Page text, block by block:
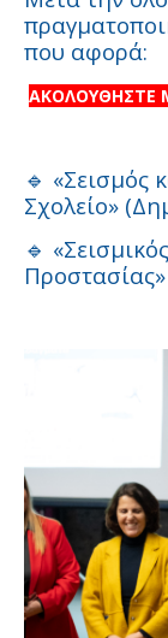
που αφορά:
ΑΚΟΛΟΥΘΗΣΤΕ
🔹 «Σεισμός
Σχολείο»
🔹